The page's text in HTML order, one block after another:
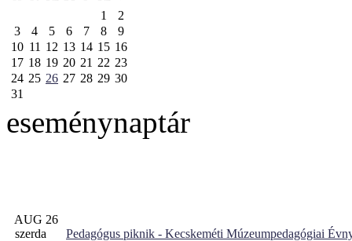
1
2
3
4 5 6 7 8
9
10 11 12 13 14 15 16
17 18 19 20 21 22 23
24 25 26 27 28 29 30
31
eseménynaptár
AUG 26
szerda
Pedagógus piknik - Kecskeméti Múzeumpedagógiai